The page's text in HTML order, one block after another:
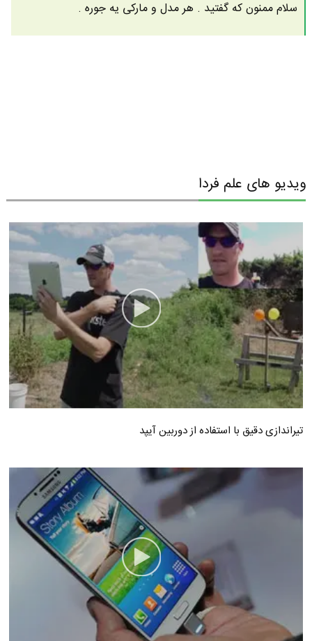
سلام ممنون که گفتید . هر مدل و مارکی یه جوره .
ویدیو های علم فردا
تیراندازی دقیق با استفاده از دوربین آیپد